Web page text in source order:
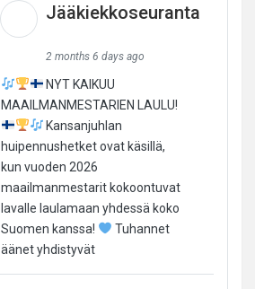
Jääkiekkoseuranta
2 months 6 days ago
NYT KAIKUU
MAAILMANMESTARIEN LAULU!
Kansanjuhlan
huipennushetket ovat käsillä,
kun vuoden 2026
maailmanmestarit kokoontuvat
lavalle laulamaan yhdessä koko
Suomen kanssa!
Tuhannet
äänet yhdistyvät